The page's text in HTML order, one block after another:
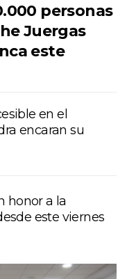
personas
Juergas
este
en el
encaran su
honor a la
este viernes